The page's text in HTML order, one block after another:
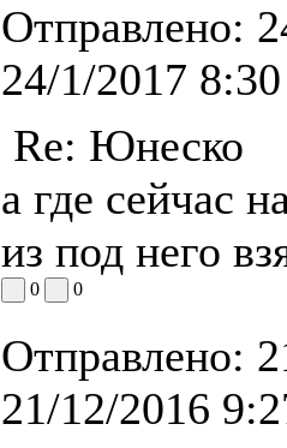
Отправлено:
24/1/2017 8:30
Re: Юнеско
а где сейчас
из под него
0 0
Отправлено:
21/12/2016